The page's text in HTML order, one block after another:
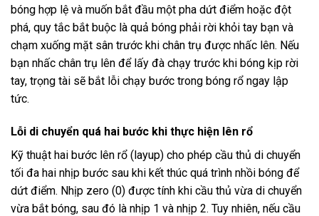
bóng hợp lệ và muốn bắt đầu một pha dứt điểm hoặc đột
phá, quy tắc bắt buộc là quả bóng phải rời khỏi tay bạn và
chạm xuống mặt sân trước khi chân trụ được nhấc lên. Nếu
bạn nhấc chân trụ lên để lấy đà chạy trước khi bóng kịp rời
tay, trọng tài sẽ bắt lỗi chạy bước trong bóng rổ ngay lập
tức.
Lỗi di chuyển quá hai bước khi thực hiện lên rổ
Kỹ thuật hai bước lên rổ (layup) cho phép cầu thủ di chuyển
tối đa hai nhịp bước sau khi kết thúc quá trình nhồi bóng để
dứt điểm. Nhịp zero (0) được tính khi cầu thủ vừa di chuyển
vừa bắt bóng, sau đó là nhịp 1 và nhịp 2. Tuy nhiên, nếu cầu